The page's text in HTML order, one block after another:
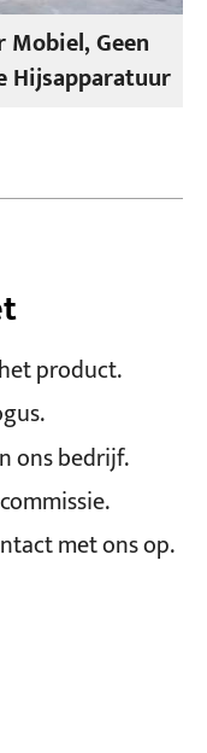
Mobiel, Geen
Hijsapparatuur
product.
ons bedrijf.
met ons op.